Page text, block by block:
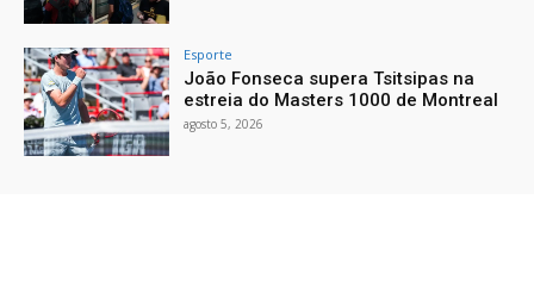
Esporte
João Fonseca supera Tsitsipas na
estreia do Masters 1000 de Montreal
agosto 5, 2026